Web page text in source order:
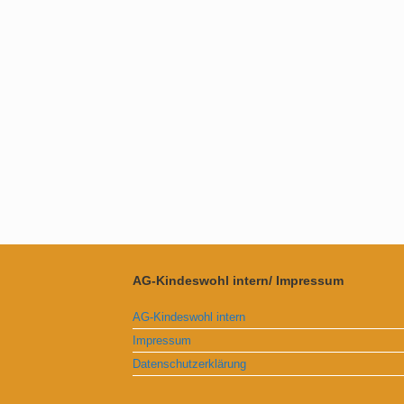
AG-Kindeswohl intern/ Impressum
AG-Kindeswohl intern
Impressum
Datenschutzerklärung